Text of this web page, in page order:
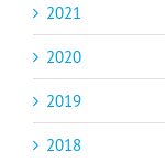
2021
2020
2019
2018